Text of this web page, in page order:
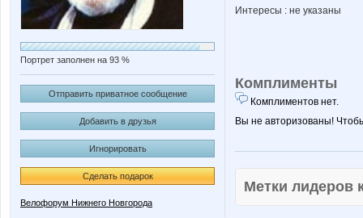
Портрет заполнен на 93 %
Отправить приватное сообщение
Добавить в друзья
Игнорировать
Сделать подарок
Велофорум Нижнего Новгорода
Интересы : не указаны
Комплименты
Комплиментов нет.
Вы не авторизованы!
Метки